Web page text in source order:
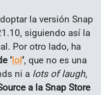
la versión Snap
siguiendo así la
Por otro lado, ha
‘lol’, que no es una
ni a lots of laugh,
a la Snap Store